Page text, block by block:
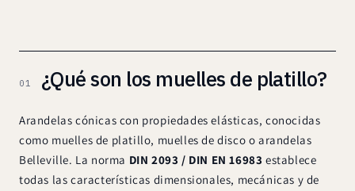
01 ¿Qué son los muelles de platillo?
Arandelas cónicas con propiedades elásticas, conocidas
como muelles de platillo, muelles de disco o arandelas
Belleville. La norma DIN 2093 / DIN EN 16983 establece
todas las características dimensionales, mecánicas y de